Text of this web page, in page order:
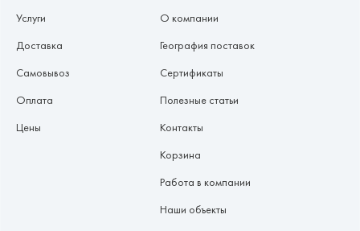
Услуги
Доставка
Самовывоз
Оплата
Цены
О компании
География поставок
Сертификаты
Полезные статьи
Контакты
Корзина
Работа в компании
Наши объекты